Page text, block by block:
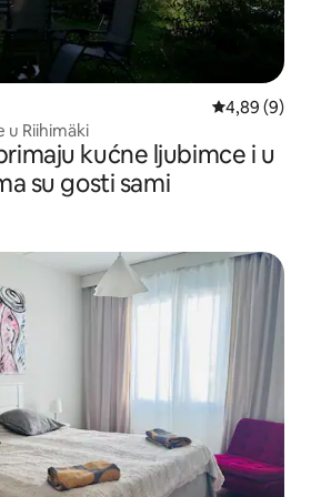
Prosječna
4,89 (9)
u Riihimäki
kućne ljubimce i u
su gosti sami